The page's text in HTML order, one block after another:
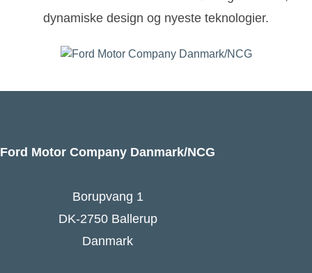
dynamiske design og nyeste teknologier.
Ford Motor Company Danmark/NCG
Borupvang 1
DK-2750 Ballerup
Danmark